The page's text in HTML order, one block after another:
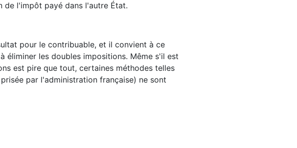
de l'impôt payé dans l'autre État.
pour le contribuable, et il convient à ce
les doubles impositions. Même s'il est
est pire que tout, certaines méthodes telles
par l'administration française) ne sont